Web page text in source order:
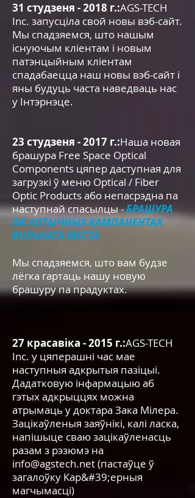
31 студзеня - 2018 г.:AGS-TECH
Inc. запусціла свой новы вэб-сайт.
Мы спадзяемся, што нашым
існуючым кліентам і новым
патэнцыйным кліентам
спадабаецца наш новы вэб-сайт і
яны будуць часта наведваць нас
у Інтэрнэце.
23 студзеня - 2017 г.:Наша новая
брашура Free Space Optical
Components цяпер даступная для
загрузкі ў меню Optical / Fiber
Optic Products або непасрэдна па
наступнай спасылцы -БРАШУРА
ПА АПТЫЧНЫХ КАМПАНЕНТАХ
ВОЛЬНАГА МЕСТА
Мы спадзяемся, што вам будзе
лёгка гартаць нашу новую
брашуру па прадуктах.
27 красавіка - 2015 г.:AGS-TECH
Inc. у цяперашні час мае
наступныя адкрытыя пазіцыі.
Дадатковую інфармацыю аб
гэтых адкрыццях можна
атрымаць у доктара Зака Мілера.
Зацікаўленыя заяўнікі, калі ласка,
напішыце сваю зацікаўленасць
разам з рэзюмэ на
info@agstech.net(пастаўце ў
загалоўку Кар&#39;ерныя
магчымасці)